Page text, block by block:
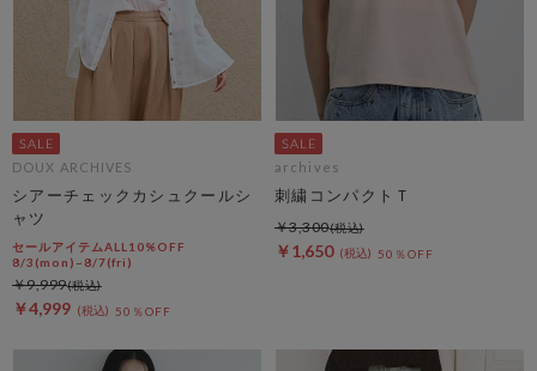
DOUX ARCHIVES
シアーチェックカシュクールシ
ャツ
セールアイテムALL10%OFF
8/3(mon)~8/7(fri)
￥4,999 50％OFF
￥9,999
archives
刺繍コンパクトＴ
￥1,650 50％OFF
￥3,300